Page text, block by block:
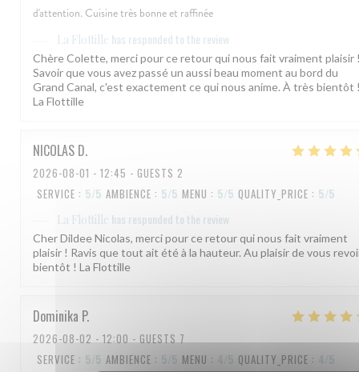
d'attention. Cuisine très bonne et raffinée
La Flottille has responded to the review
Chère Colette, merci pour ce retour qui nous fait vraiment plaisir
Savoir que vous avez passé un aussi beau moment au bord du
Grand Canal, c'est exactement ce qui nous anime. À très bientôt
La Flottille
NICOLAS D
2026-08-01 - 12:45 - GUESTS 2
SERVICE : 5/5 AMBIENCE : 5/5 MENU : 5/5 QUALITY_PRICE : 5/5
La Flottille has responded to the review
Cher Dildee Nicolas, merci pour ce retour qui nous fait vraiment
plaisir ! Ravis que tout ait été à la hauteur. Au plaisir de vous
bientôt ! La Flottille
Dominika P
2026-08-02 - 12:00 - GUESTS 7
SERVICE : 5/5 AMBIENCE : 5/5 MENU : 4/5 QUALITY_PRICE : 4/5